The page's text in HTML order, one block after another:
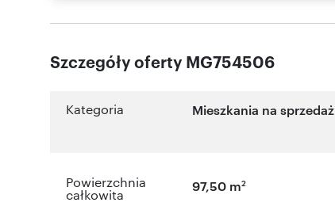
Szczegóły oferty MG754506
Kategoria Mieszkania na sprzedaż
Powierzchnia
całkowita
97,50 m2